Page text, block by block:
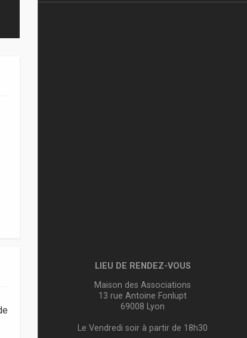
LIEU DE RENDEZ-VOUS
Maison des Associations
13 rue Antoine Fonlupt
69008 Lyon
Le Vendredi soir à partir de 18h30